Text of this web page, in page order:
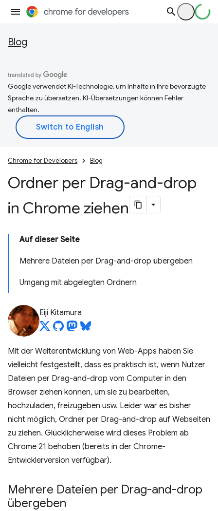
Blog
Google verwendet KI-Technologie, um Inhalte in Ihre bevorzugte
Sprache zu übersetzen. KI-Übersetzungen können Fehler
enthalten.
Chrome for Developers Blog
Ordner per Drag-and-drop
in Chrome ziehen
Auf dieser Seite
Mehrere Dateien per Drag-and-drop übergeben
Umgang mit abgelegten Ordnern
Eiji Kitamura
Mit der Weiterentwicklung von Web-Apps haben Sie
vielleicht festgestellt, dass es praktisch ist, wenn Nutzer
Dateien per Drag-and-drop vom Computer in den
Browser ziehen können, um sie zu bearbeiten,
hochzuladen, freizugeben usw. Leider war es bisher
nicht möglich, Ordner per Drag-and-drop auf Webseiten
zu ziehen. Glücklicherweise wird dieses Problem ab
Chrome 21 behoben (bereits in der Chrome-
Entwicklerversion verfügbar).
Mehrere Dateien per Drag-and-drop
übergeben